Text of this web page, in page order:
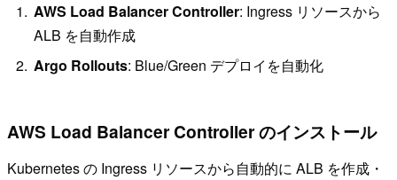
AWS Load Balancer Controller: Ingress リソースから
ALB を自動作成
Argo Rollouts: Blue/Green デプロイを自動化
AWS Load Balancer Controller のインストール
Kubernetes の Ingress リソースから自動的に ALB を作成・